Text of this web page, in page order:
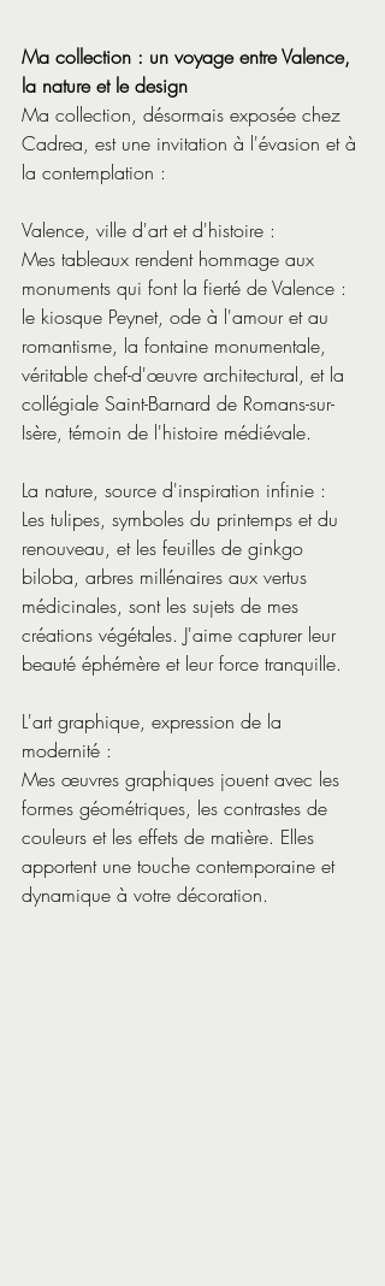
Ma collection : un voyage entre Valence,
la nature et le design
Ma collection, désormais exposée chez
Cadrea, est une invitation à l'évasion et à
la contemplation :
Valence, ville d'art et d'histoire :
Mes tableaux rendent hommage aux
monuments qui font la fierté de Valence :
le kiosque Peynet, ode à l'amour et au
romantisme, la fontaine monumentale,
véritable chef-d'œuvre architectural, et la
collégiale Saint-Barnard de Romans-sur-
Isère, témoin de l'histoire médiévale.
La nature, source d'inspiration infinie :
Les tulipes, symboles du printemps et du
renouveau, et les feuilles de ginkgo
biloba, arbres millénaires aux vertus
médicinales, sont les sujets de mes
créations végétales. J'aime capturer leur
beauté éphémère et leur force tranquille.
L'art graphique, expression de la
modernité :
Mes œuvres graphiques jouent avec les
formes géométriques, les contrastes de
couleurs et les effets de matière. Elles
apportent une touche contemporaine et
dynamique à votre décoration.